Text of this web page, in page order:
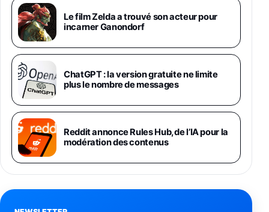
Galaxy S26 Ultra 256 Go Violet
892€1199€Fnac (Vendeur Tiers)
Philips SHK2000BL - Casque Enfant - Bleu &
Répartiteur Audio 5 Casques, Blanc
24,94€29,96€Fnac (Vendeur Tiers)
Asus RT-AC59U Routeur sans Fil Double
Bande Gigabit (Serveur et Client VPN, Triple
Vlan, Mode Point d'accès et Bridge, contrôle
Parental, Qos)
39,72€50,42€Amazon
Panasonic KX-TG6822 Téléphones Sans fil
Le film Zelda a trouvé son acteur pour
incarner Ganondorf
ChatGPT : la version gratuite ne limite
plus le nombre de messages
Reddit annonce Rules Hub, de l’IA pour la
modération des contenus